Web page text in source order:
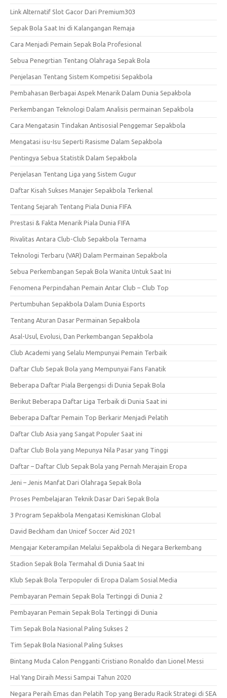
Link Alternatif Slot Gacor Dari Premium303
Sepak Bola Saat Ini di Kalangangan Remaja
Cara Menjadi Pemain Sepak Bola Profesional
Sebua Penegrtian Tentang Olahraga Sepak Bola
Penjelasan Tentang Sistem Kompetisi Sepakbola
Pembahasan Berbagai Aspek Menarik Dalam Dunia Sepakbola
Perkembangan Teknologi Dalam Analisis permainan Sepakbola
Cara Mengatasin Tindakan Antisosial Penggemar Sepakbola
Mengatasi isu-Isu Seperti Rasisme Dalam Sepakbola
Pentingya Sebua Statistik Dalam Sepakbola
Penjelasan Tentang Liga yang Sistem Gugur
Daftar Kisah Sukses Manajer Sepakbola Terkenal
Tentang Sejarah Tentang Piala Dunia FIFA
Prestasi & Fakta Menarik Piala Dunia FIFA
Rivalitas Antara Club-Club Sepakbola Ternama
Teknologi Terbaru (VAR) Dalam Permainan Sepakbola
Sebua Perkembangan Sepak Bola Wanita Untuk Saat Ini
Fenomena Perpindahan Pemain Antar Club – Club Top
Pertumbuhan Sepakbola Dalam Dunia Esports
Tentang Aturan Dasar Permainan Sepakbola
Asal-Usul, Evolusi, Dan Perkembangan Sepakbola
Club Academi yang Selalu Mempunyai Pemain Terbaik
Daftar Club Sepak Bola yang Mempunyai Fans Fanatik
Beberapa Daftar Piala Bergengsi di Dunia Sepak Bola
Berikut Beberapa Daftar Liga Terbaik di Dunia Saat ini
Beberapa Daftar Pemain Top Berkarir Menjadi Pelatih
Daftar Club Asia yang Sangat Populer Saat ini
Daftar Club Bola yang Mepunya Nila Pasar yang Tinggi
Daftar – Daftar Club Sepak Bola yang Pernah Merajain Eropa
Jeni – Jenis Manfat Dari Olahraga Sepak Bola
Proses Pembelajaran Teknik Dasar Dari Sepak Bola
3 Program Sepakbola Mengatasi Kemiskinan Global
David Beckham dan Unicef Soccer Aid 2021
Mengajar Keterampilan Melalui Sepakbola di Negara Berkembang
Stadion Sepak Bola Termahal di Dunia Saat Ini
Klub Sepak Bola Terpopuler di Eropa Dalam Sosial Media
Pembayaran Pemain Sepak Bola Tertinggi di Dunia 2
Pembayaran Pemain Sepak Bola Tertinggi di Dunia
Tim Sepak Bola Nasional Paling Sukses 2
Tim Sepak Bola Nasional Paling Sukses
Bintang Muda Calon Pengganti Cristiano Ronaldo dan Lionel Messi
Hal Yang Diraih Messi Sampai Tahun 2020
Negara Peraih Emas dan Pelatih Top yang Beradu Racik Strategi di SEA